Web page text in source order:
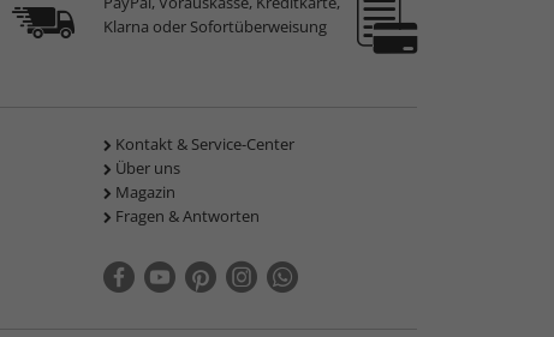
Klarna oder Sofortüberweisung
Kontakt & Service-Center
Über uns
Magazin
Fragen & Antworten